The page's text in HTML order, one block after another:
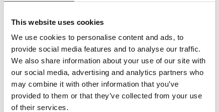
This website uses cookies
We use cookies to personalise content and ads, to
provide social media features and to analyse our traffic.
We also share information about your use of our site with
our social media, advertising and analytics partners who
may combine it with other information that you’ve
provided to them or that they’ve collected from your use
of their services.
接技术进行改变”，入口自动化产品经理Jürg Pitschi说道。
与旧版本同型号的线缆。
新的安全光幕是为潮湿、污染严重的恶劣环境而设计的。安
装的便利性体现在当光幕开启时，其保护范围是自动设置
的。且光幕可根据所安装的环境进行范围优化设置，保证系
统的运行。
与CEDES的安全单元FSS相结合，GridScan/Pro可完美适用于